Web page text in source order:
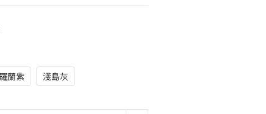
羅蘭紫 淺島灰